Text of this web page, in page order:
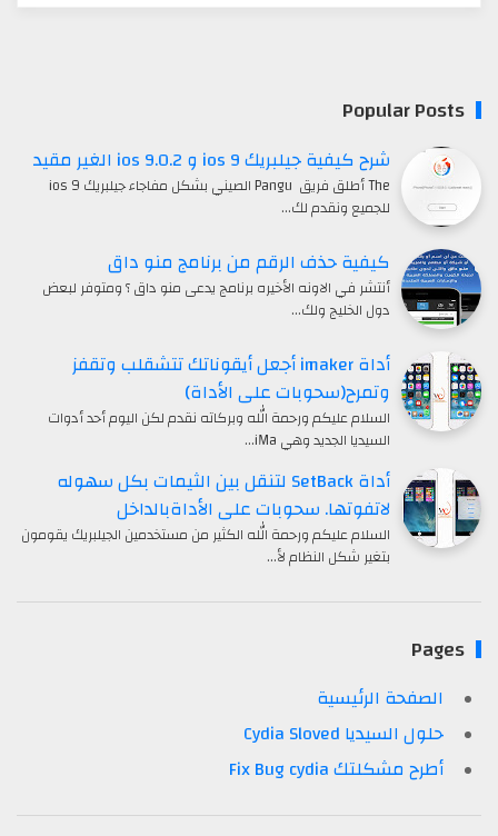
Popular
شرح كيفية جيلبريك ios 9 و ios 9.0.2 الغير مقيد
The أطلق فريق Pangu الصيني بشكل مفاجاء جيلبريك ios 9
للجميع ونقدم لك…
كيفية حذف الرقم من برنامج منو داق
أنتشر في الاونه الأخيره برنامج يدعى منو داق ؟ ومتوفر لبعض
دول الخليج ولك…
أداة imaker أجعل أيقوناتك تتشقلب وتقفز
وتمرح(سحوبات على الأداة)
السلام عليكم ورحمة الله وبركاته نقدم لكن اليوم أحد أدوات
السيديا الجديد وهي iMa…
أداة SetBack لتنقل بين الثيمات بكل سهوله
لاتفوتها. سحوبات على الأداةبالداخل
السلام عليكم ورحمة الله الكثير من مستخدمين الجيلبريك يقومون
بتغير شكل النظام لأ…
الصفحة الرئيسية
حلول السيديا Cydia Sloved
أطرح مشكلتك Fix Bug cydia